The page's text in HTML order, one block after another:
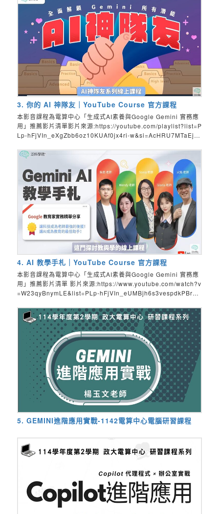
布為準，課程內容僅作為經驗分享。 AI工具更新快速，任何變更
請以官方公布為準，課程內容僅作為經驗分享。
3. 你的 AI 神隊友｜YouTube Course 官方課程
本影音課程為電算中心「生成式AI素養與Google Gemini 實務應
用」推薦影片清單影片來源:https://youtube.com/playlist?list=P
Lp-hFjVIn_eXgZbb6oz10KUAf0jx4ri-w&si=AcHRU7MTaEjVo
4. AI 教學手札｜YouTube Course 官方課程
本影音課程為電算中心「生成式AI素養與Google Gemini 實務應
用」推薦影片清單 影片來源:https://www.youtube.com/watch?v
=W23qyBnymLE&list=PLp-hFjVIn_eUMBjh6s3vespdkPBrvY
5. GEMINI進階應用實戰-1142電算中心電腦研習課程